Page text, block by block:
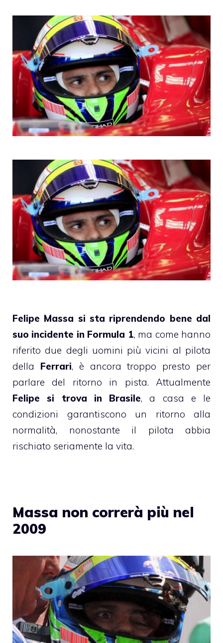
Felipe Massa si sta riprendendo bene dal
suo incidente in Formula 1, ma come hanno
riferito due degli uomini più vicini al pilota
della Ferrari, è ancora troppo presto per
parlare del ritorno in pista. Attualmente
Felipe si trova in Brasile, a casa e le
condizioni garantiscono un ritorno alla
normalità, nonostante il pilota abbia
rischiato seriamente la vita.
Massa non correrà più nel
2009